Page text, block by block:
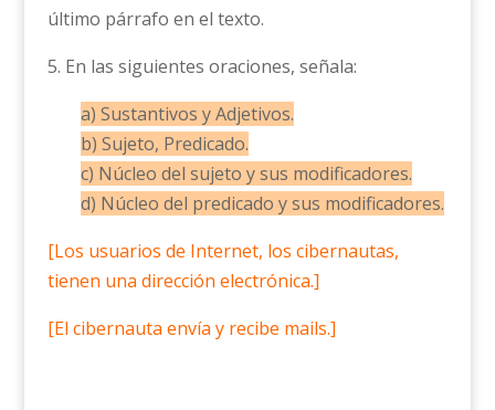
último párrafo en el texto.
5. En las siguientes oraciones, señala:
a) Sustantivos y Adjetivos.
b) Sujeto, Predicado.
c) Núcleo del sujeto y sus modificadores.
d) Núcleo del predicado y sus modificadores.
[Los usuarios de Internet, los cibernautas,
tienen una dirección electrónica.]
[El cibernauta envía y recibe mails.]